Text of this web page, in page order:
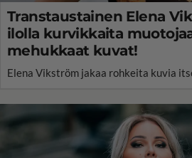
Transtaustainen Elena
ilolla kurvikkaita
mehukkaat kuvat!
Elena Vikström jakaa rohkeita kuvia